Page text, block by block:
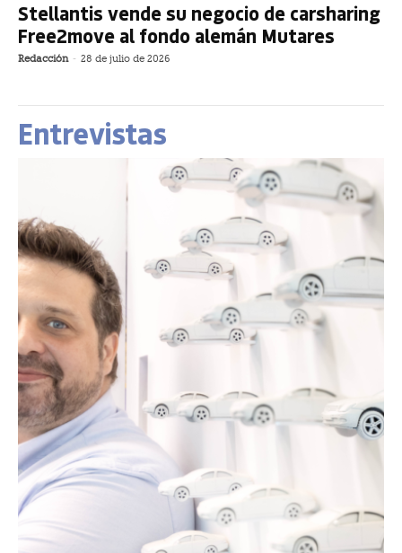
Stellantis vende su negocio de carsharing
Free2move al fondo alemán Mutares
Redacción - 28 de julio de 2026
Entrevistas